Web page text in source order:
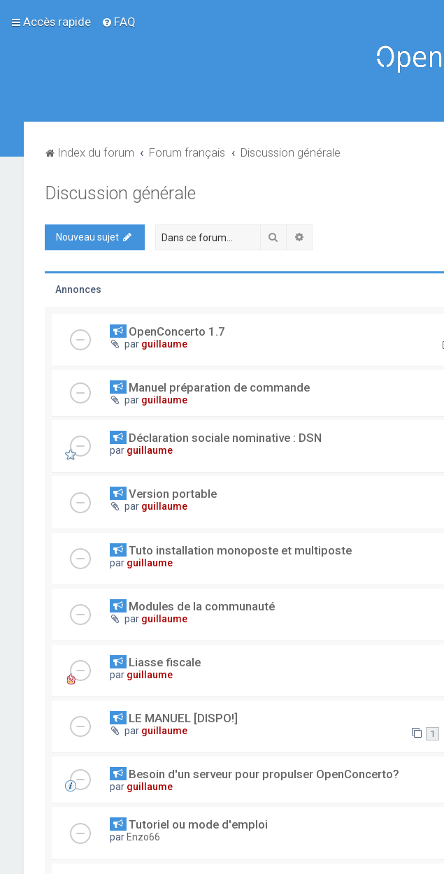
Accès rapide FAQ
Index du forum Forum français Discussion générale
Discussion générale
Nouveau sujet Rechercher
Annonces
OpenConcerto 1.7
par guillaume
Manuel préparation de commande
par guillaume
Déclaration sociale nominative : DSN
par guillaume
Version portable
par guillaume
Tuto installation monoposte et multiposte
par guillaume
Modules de la communauté
par guillaume
Liasse fiscale
par guillaume
LE MANUEL [DISPO!]
par guillaume 1
Besoin d'un serveur pour propulser OpenConcerto?
par guillaume
Tutoriel ou mode d'emploi
par Enzo66